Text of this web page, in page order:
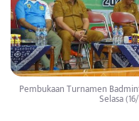
Pembukaan Turnamen
Selasa